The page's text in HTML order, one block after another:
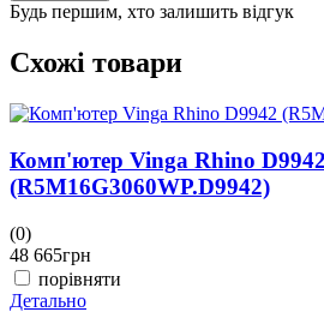
Будь першим, хто залишить відгук
Схожі товари
Комп'ютер Vinga Rhino D9942
(R5M16G3060WP.D9942)
(0)
48 665грн
порівняти
Детально